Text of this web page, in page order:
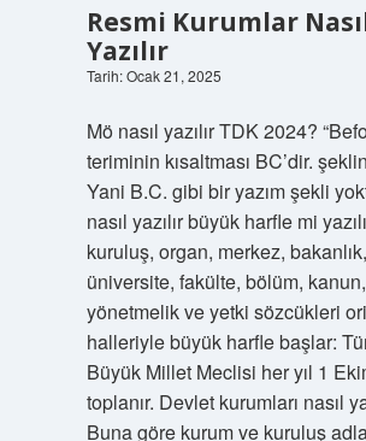
Resmi Kurumlar
Yazılır
Tarih: Ocak 21, 2025
Mö nasıl yazılır TDK 2024?
teriminin kısaltması BC’dir.
Yani B.C. gibi bir yazım şekli
nasıl yazılır büyük harfle mi
kuruluş, organ, merkez, bakanlık,
üniversite, fakülte, bölüm,
yönetmelik ve yetki sözcükleri
halleriyle büyük harfle başlar:
Büyük Millet Meclisi her yıl 1
toplanır. Devlet kurumları nasıl
Buna göre kurum ve kuruluş